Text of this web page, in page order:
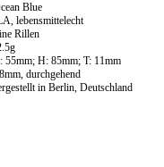
Blue
Rillen
H: 85mm; T: 11mm
durchgehend
in Berlin, Deutschland